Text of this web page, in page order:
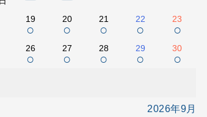
19
○
20
○
21
○
22
○
23
○
26
○
27
○
28
○
29
○
30
○
2026年9月